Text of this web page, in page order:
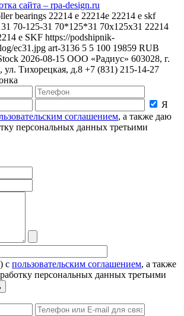
bearings 22214 e 22214e 22214 e skf
70-125-31 70*125*31 70x125x31 22214
e SKF https://podshipnik-
ec31.jpg art-3136 5 5 100 19859 RUB
2026-08-15 ООО «Радиус» 603028, г.
Тихорецкая, д.8 +7 (831) 215-14-27
Я
соглашением, а также даю
персональных данных третьими
с пользовательским соглашением, а также
персональных данных третьими